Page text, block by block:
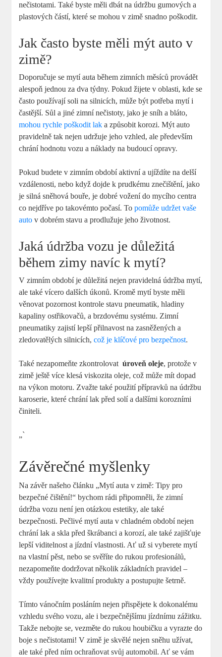
nečistotami. Také ‍byste měli dbát na údržbu gumových a
plastových částí, které se mohou v zimě snadno poškodit.
Jak často byste měli mýt auto‍ v
zimě?
Doporučuje se mytí auta během zimních měsíců provádět
alespoň jednou⁢ za dva týdny. Pokud žijete ‍v ‌oblasti, kde se
často používají soli na silnicích, může ⁢být potřeba mytí i⁣
častější.‍ Sůl‌ a jiné zimní nečistoty, jako je sníh a‍ bláto,
mohou rychle poškodit lak a způsobit korozi.​ Mýt auto
pravidelně tak nejen udržuje jeho‌ vzhled, ale především ​
chrání hodnotu vozu a náklady na budoucí opravy.
Pokud budete v zimním období aktivní a ⁣ujíždíte na delší
vzdálenosti,​ nebo když dojde k prudkému znečištění, jako⁢
je silná sněhová bouře, je dobré vožení do mycího centra
co nejdříve po takovémto počasí. Topomůže udržet vaše
auto v dobrém stavu a prodlužuje jeho životnost.
Jaká údržba vozu je důležitá
během‌ zimy navíc k mytí?
V zimním období je důležitá nejen pravidelná údržba mytí,
ale také vícero dalších úkonů. Kromě⁣ mytí byste měli
věnovat‍ pozornost kontrole stavu pneumatik, hladiny⁢
kapaliny ostřikovačů, a brzdovému systému. Zimní
pneumatiky zajistí lepší přilnavost na zasněžených a
zledovatělých⁢ silnicích,což je klíčové pro bezpečnost.
Také nezapomeňte zkontrolovat ⁢úroveň oleje, protože v
zimě ještě více klesá ⁢viskozita oleje, což může mít dopad
na‍ výkon motoru. Zvažte také použití přípravků⁣ na údržbu
karoserie, které chrání lak⁣ před solí a⁤ dalšími korozními
činiteli.
„`
Závěrečné myšlenky
Na závěr našeho článku „Mytí auta v zimě: Tipy pro
bezpečné ⁢čištění!“ bychom rádi připomněli, že⁤ zimní
údržba vozu není jen otázkou ‌estetiky, ale ​také
bezpečnosti. Pečlivé mytí auta v chladném období nejen
chrání lak a skla před škrábanci a korozí, ale také zajišťuje
lepší viditelnost a jízdní vlastnosti. Ať ⁣už ‍si vyberete mytí
na ​vlastní pěst, nebo se svěříte do rukou profesionálů, ​
nezapomeňte dodržovat několik základních ⁢pravidel –
vždy používejte kvalitní produkty ⁢a postupujte šetrně.
Tímto vánočním posláním nejen přispějete k dokonalému
vzhledu svého vozu,⁤ ale ​i ‌bezpečnějšímu jízdnímu zážitku.
Takže nebojte‍ se, vezměte do rukou houbičku a vyrazte do
boje s nečistotami! V zimě ⁢je skvělé‍ nejen sněhu užívat,
ale také před⁢ ním ochraňovat svůj automobil. Ať se vám